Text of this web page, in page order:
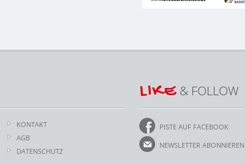
KONTAKT
AGB
DATENSCHUTZ
LIKE& FOLLOW
PISTE AUF FACEBOOK
NEWSLETTER ABONNIEREN